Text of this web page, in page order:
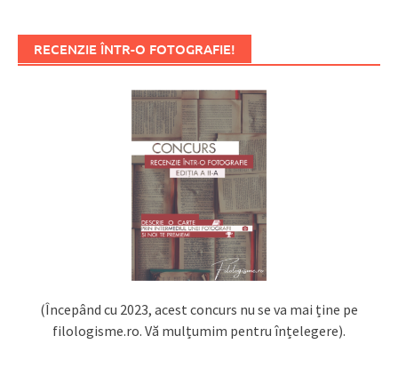
RECENZIE ÎNTR-O FOTOGRAFIE!
(Începând cu 2023, acest concurs nu se va mai ține pe
filologisme.ro. Vă mulțumim pentru înțelegere).